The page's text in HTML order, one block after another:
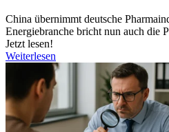
China übernimmt deutsche
Energiebranche bricht nun auch die
Jetzt lesen!
Weiterlesen